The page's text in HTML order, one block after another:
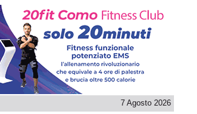
7 Agosto 2026